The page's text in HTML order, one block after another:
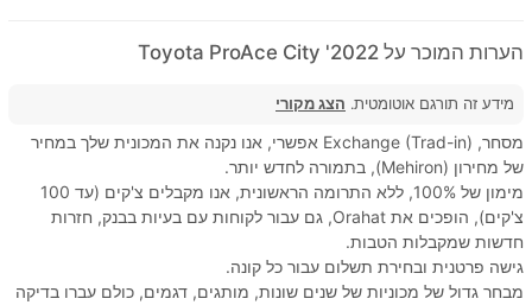
הערות המוכר על 2022' Toyota ProAce City
מידע זה תורגם אוטומטית. הצג מקורי
מסחר, Exchange (Trad-in) אפשרי, אנו נקנה את המכונית שלך במחיר
של מחירון (Mehiron), בתמורה לחדש יותר.
מימון של 100%, ללא התרומה הראשונית, אנו מקבלים צ'קים (עד 100
צ'קים), הופכים את Orahat, גם עבור לקוחות עם בעיות בבנק, חזרות
חדשות שמקבלות הטבות.
גישה פרטנית ובחירת תשלום עבור כל קונה.
מבחר גדול של מכוניות של שנים שונות, מותגים, דגמים, כולם עברו בדיקה